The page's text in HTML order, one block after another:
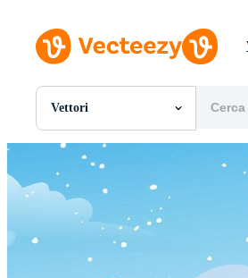
Vettori
Tutte Immagini
Foto
PNGs
SVGs
Modelli
Videos